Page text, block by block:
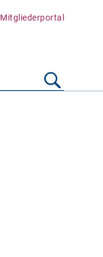
Mitgliederportal
starten